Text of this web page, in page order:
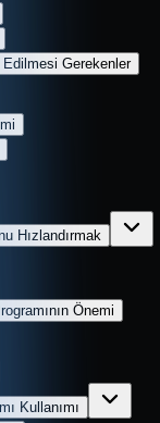
Gerekenler
Hızlandırmak
Önemi
Kullanımı